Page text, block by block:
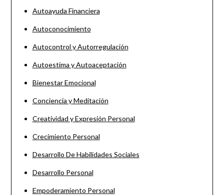
Autoayuda Financiera
Autoconocimiento
Autocontrol y Autorregulación
Autoestima y Autoaceptación
Bienestar Emocional
Conciencia y Meditación
Creatividad y Expresión Personal
Crecimiento Personal
Desarrollo De Habilidades Sociales
Desarrollo Personal
Empoderamiento Personal